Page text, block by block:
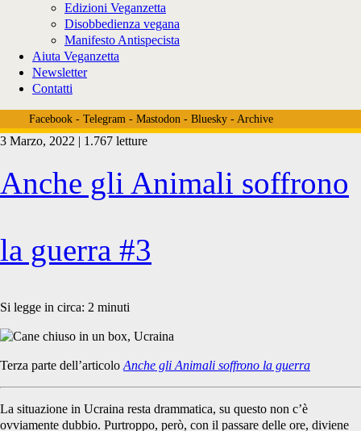
Edizioni Veganzetta
Disobbedienza vegana
Manifesto Antispecista
Aiuta Veganzetta
Newsletter
Contatti
Facebook- Telegram- Mastodon- Bluesky- Archive
Tag:
<span>rifugi
animali
ucraina</span>
3 Marzo, 2022 | 1.767 letture
Anche gli Animali soffrono
la guerra #3
Si legge in circa: 2 minuti
Terza parte dell’articolo Anche gli Animali soffrono la guerra
La situazione in Ucraina resta drammatica, su questo non c’è
ovviamente dubbio. Purtroppo, però, con il passare delle ore, diviene